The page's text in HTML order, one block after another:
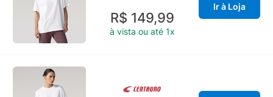
R$ 149,99
à vista ou até 1x
Ir à Loja